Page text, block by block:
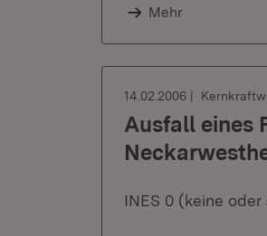
Mehr
14.02.2006
Ausfall eines
INES 0 (keine